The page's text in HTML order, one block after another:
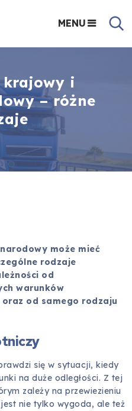
MENU
krajowy i
– różne
może mieć
rodzaje
od
warunków
od samego rodzaju
się w sytuacji, kiedy
na duże odległości. Z tej
zależy na przewiezieniu
nie tylko wygoda, ale też